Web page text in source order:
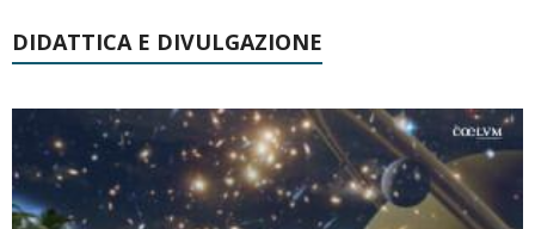
DIDATTICA E DIVULGAZIONE